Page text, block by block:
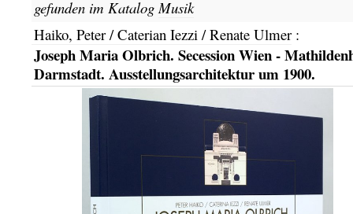
gefunden im KatalogMusik
Haiko, Peter / Caterian Iezzi / Renate Ulmer:
Joseph Maria Olbrich. Secession Wien -
Darmstadt. Ausstellungsarchitektur um 1900.